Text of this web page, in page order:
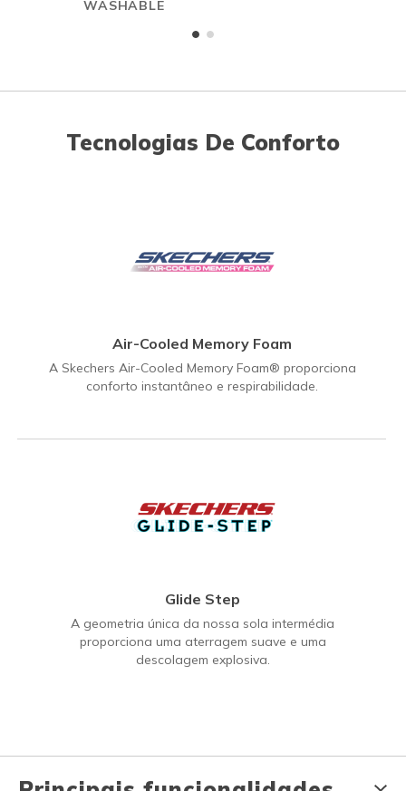
WASHABLE
Tecnologias De Conforto
Air-Cooled Memory Foam
A Skechers Air-Cooled Memory Foam® proporciona
conforto instantâneo e respirabilidade.
Glide Step
A geometria única da nossa sola intermédia
proporciona uma aterragem suave e uma
descolagem explosiva.